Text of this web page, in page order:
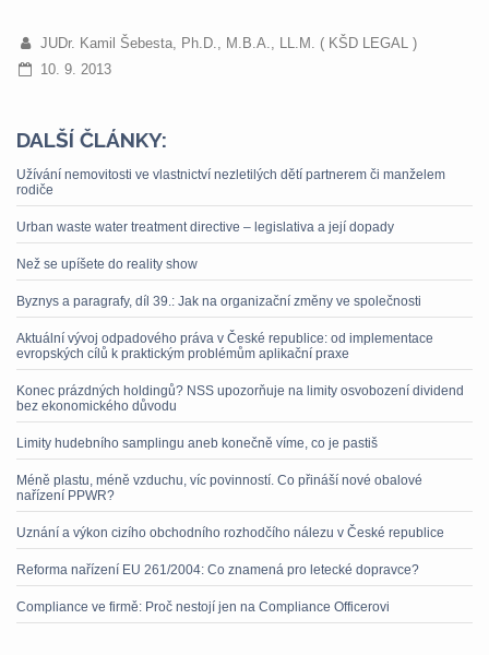
JUDr. Kamil Šebesta, Ph.D., M.B.A., LL.M. ( KŠD LEGAL )
10. 9. 2013
DALŠÍ ČLÁNKY:
Užívání nemovitosti ve vlastnictví nezletilých dětí partnerem či manželem
rodiče
Urban waste water treatment directive – legislativa a její dopady
Než se upíšete do reality show
Byznys a paragrafy, díl 39.: Jak na organizační změny ve společnosti
Aktuální vývoj odpadového práva v České republice: od implementace
evropských cílů k praktickým problémům aplikační praxe
Konec prázdných holdingů? NSS upozorňuje na limity osvobození dividend
bez ekonomického důvodu
Limity hudebního samplingu aneb konečně víme, co je pastiš
Méně plastu, méně vzduchu, víc povinností. Co přináší nové obalové
nařízení PPWR?
Uznání a výkon cizího obchodního rozhodčího nálezu v České republice
Reforma nařízení EU 261/2004: Co znamená pro letecké dopravce?
Compliance ve firmě: Proč nestojí jen na Compliance Officerovi